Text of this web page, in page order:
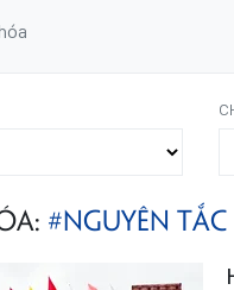
#NGUYÊN